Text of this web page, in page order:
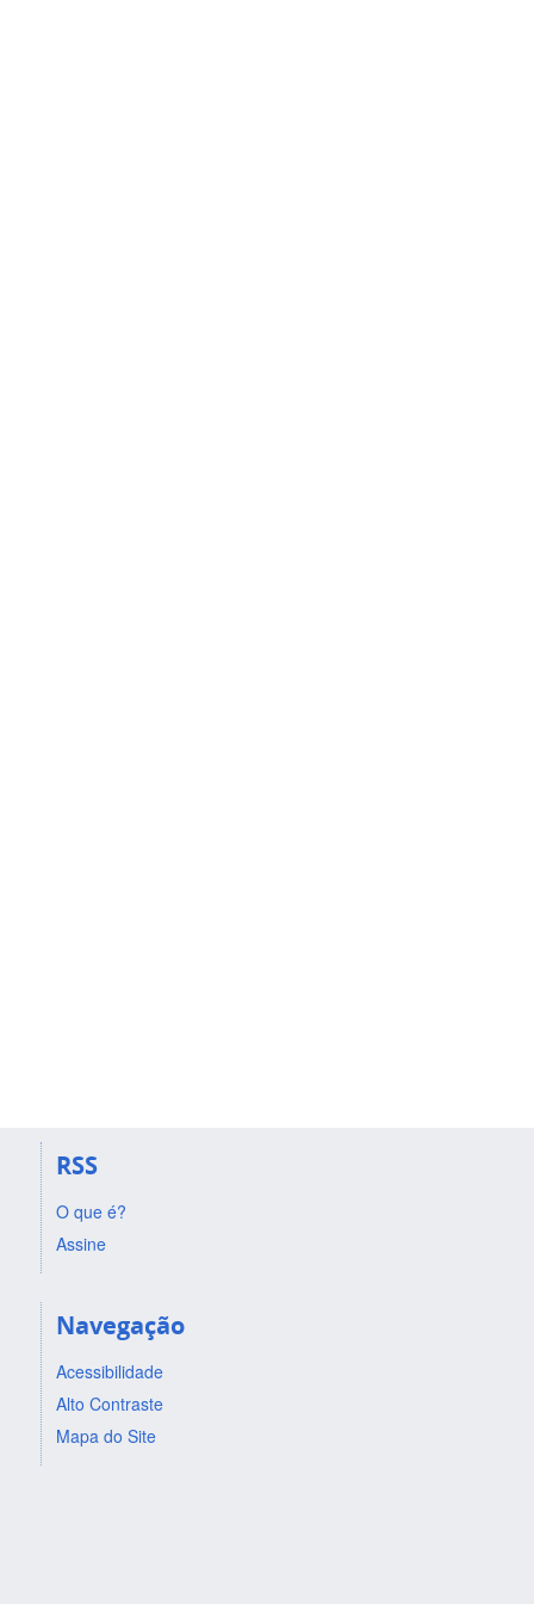
RSS
O que é?
Assine
Navegação
Acessibilidade
Alto Contraste
Mapa do Site